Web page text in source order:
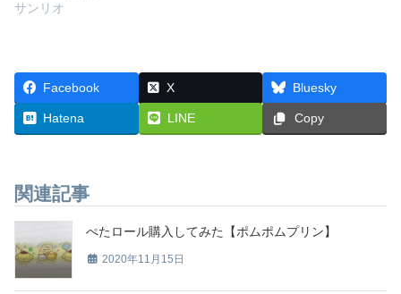
サンリオ
Facebook X Bluesky
Hatena LINE Copy
関連記事
ぺたロール購入してみた【ポムポムプリン】
2020年11月15日